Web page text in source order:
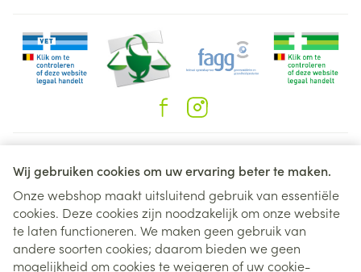
Wij gebruiken cookies om uw ervaring beter te maken.
Onze webshop maakt uitsluitend gebruik van essentiële
cookies. Deze cookies zijn noodzakelijk om onze website
te laten functioneren. We maken geen gebruik van
andere soorten cookies; daarom bieden we geen
mogelijkheid om cookies te weigeren of uw cookie-
Juridische links